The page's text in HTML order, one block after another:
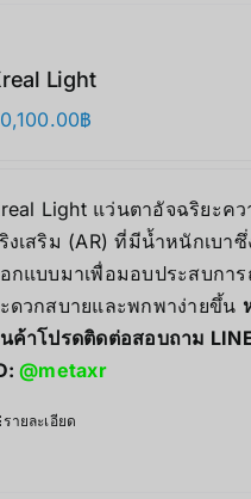
Light
฿
Light แว่นตาอัจฉริยะคว
งเสริม (AR) ที่มีน้ำหนักเบาซึ่
กแบบมาเพื่อมอบประสบกา
ดวกสบายและพกพาง่ายขึ้น
ค้าโปรดติดต่อสอบถาม
@metaxr
รายละเอียด